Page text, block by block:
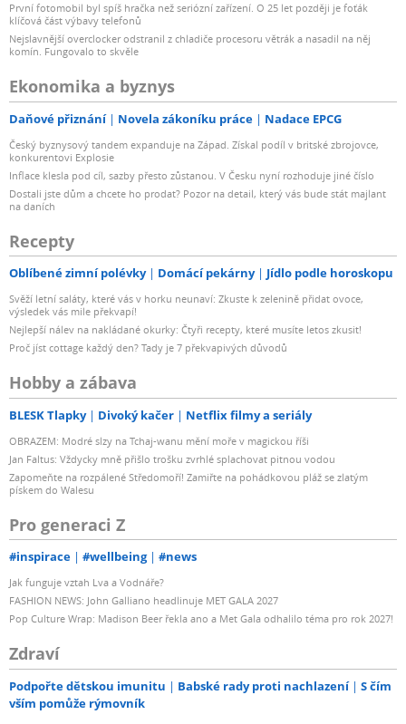
První fotomobil byl spíš hračka než seriózní zařízení. O 25 let později je foťák
klíčová část výbavy telefonů
Nejslavnější overclocker odstranil z chladiče procesoru větrák a nasadil na něj
komín. Fungovalo to skvěle
Ekonomika a byznys
Daňové přiznání Novela zákoníku práce Nadace EPCG
Český byznysový tandem expanduje na Západ. Získal podíl v britské zbrojovce,
konkurentovi Explosie
Inflace klesla pod cíl, sazby přesto zůstanou. V Česku nyní rozhoduje jiné číslo
Dostali jste dům a chcete ho prodat? Pozor na detail, který vás bude stát majlant
na daních
Recepty
Oblíbené zimní polévky Domácí pekárny Jídlo podle horoskopu
Svěží letní saláty, které vás v horku neunaví: Zkuste k zelenině přidat ovoce,
výsledek vás mile překvapí!
Nejlepší nálev na nakládané okurky: Čtyři recepty, které musíte letos zkusit!
Proč jíst cottage každý den? Tady je 7 překvapivých důvodů
Hobby a zábava
BLESK Tlapky Divoký kačer Netflix filmy a seriály
OBRAZEM: Modré slzy na Tchaj-wanu mění moře v magickou říši
Jan Faltus: Vždycky mně přišlo trošku zvrhlé splachovat pitnou vodou
Zapomeňte na rozpálené Středomoří! Zamiřte na pohádkovou pláž se zlatým
pískem do Walesu
Pro generaci Z
#inspirace #wellbeing #news
Jak funguje vztah Lva a Vodnáře?
FASHION NEWS: John Galliano headlinuje MET GALA 2027
Pop Culture Wrap: Madison Beer řekla ano a Met Gala odhalilo téma pro rok 2027!
Zdraví
Podpořte dětskou imunitu Babské rady proti nachlazení
S čím
vším pomůže rýmovník